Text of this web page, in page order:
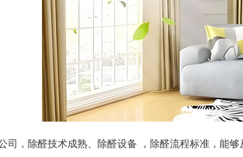
司，除醛技术成熟、除醛设备 ，除醛流程标准，能